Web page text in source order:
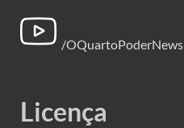
/OQuartoPoderNews
Licença